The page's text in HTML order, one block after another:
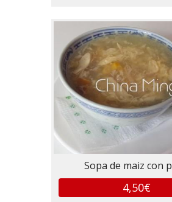
Sopa de maiz con
4,50€